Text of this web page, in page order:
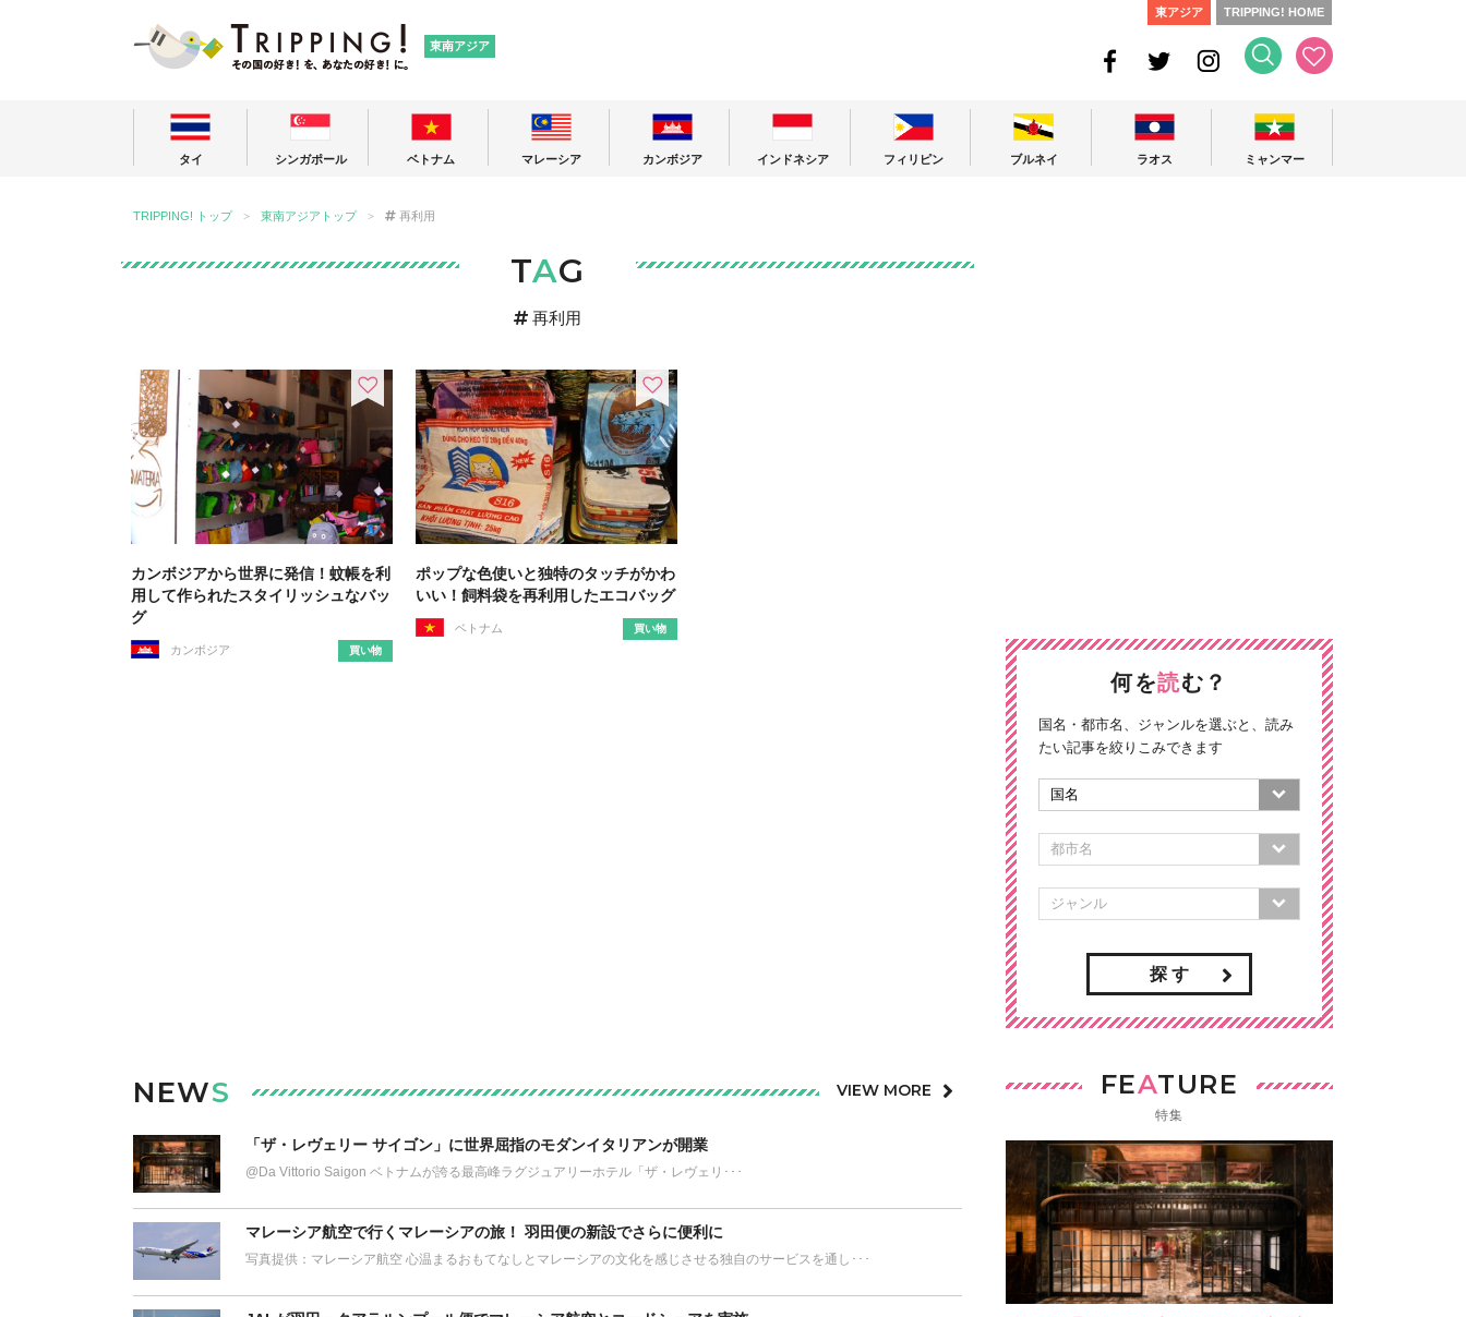
東南アジア
東アジア TRIPPING! HOME
タイ シンガポール ベトナム マレーシア カンボジア インドネシア フィリピン ブルネイ ラオス ミャンマー
TRIPPING! トップ 東南アジアトップ 再利用
TAG
再利用
カンボジアから世界に発信！蚊帳を利
用して作られたスタイリッシュなバッ
グ
カンボジア 買い物
ポップな色使いと独特のタッチがかわ
いい！飼料袋を再利用したエコバッグ
ベトナム 買い物
NEWS VIEW MORE
「ザ・レヴェリー サイゴン」に世界屈指のモダンイタリアンが開業
@Da Vittorio Saigon ベトナムが誇る最高峰ラグジュアリーホテル「ザ・レヴェリ･･･
マレーシア航空で行くマレーシアの旅！ 羽田便の新設でさらに便利に
写真提供：マレーシア航空 心温まるおもてなしとマレーシアの文化を感じさせる独自のサービスを通し･･･
何を読む？
国名・都市名、ジャンルを選ぶと、読み
たい記事を絞りこみできます
探 す
FEATURE
特集